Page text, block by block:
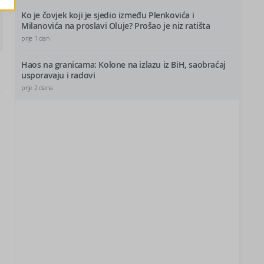
Ko je čovjek koji je sjedio između Plenkovića i
Milanovića na proslavi Oluje? Prošao je niz ratišta
prije 1 dan
Haos na granicama: Kolone na izlazu iz BiH, saobraćaj
usporavaju i radovi
prije 2 dana